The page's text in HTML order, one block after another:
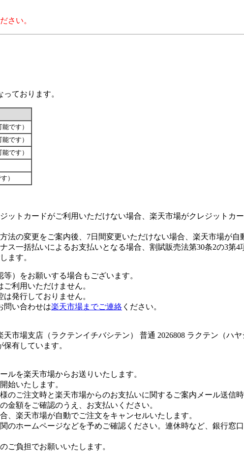
さい。
ております。
能です）
能です）
能です）
）
ットカードがご利用いただけない場合、楽天市場がクレジットカ
法の変更をご案内後、7日間変更いただけない場合、楽天市場が自
ス一括払いによるお支払いとなる場合、割賦販売法第30条2の3第
ます。
）をお願いする場合もございます。
利用いただけません。
発行しておりません。
問い合わせは楽天市場までご連絡 ください。
天市場支店（ラクテンイチバシテン） 普通 2026808 ラクテン（ハ
有しています。
ルを楽天市場からお送りいたします。
始いたします。
のご注文時と楽天市場からのお支払いに関するご案内メール送信時
金額をご確認のうえ、お支払いください。
、楽天市場が自動でご注文をキャンセルいたします。
のホームページなどを予めご確認ください。連休時など、銀行窓
ご負担でお願いいたします。